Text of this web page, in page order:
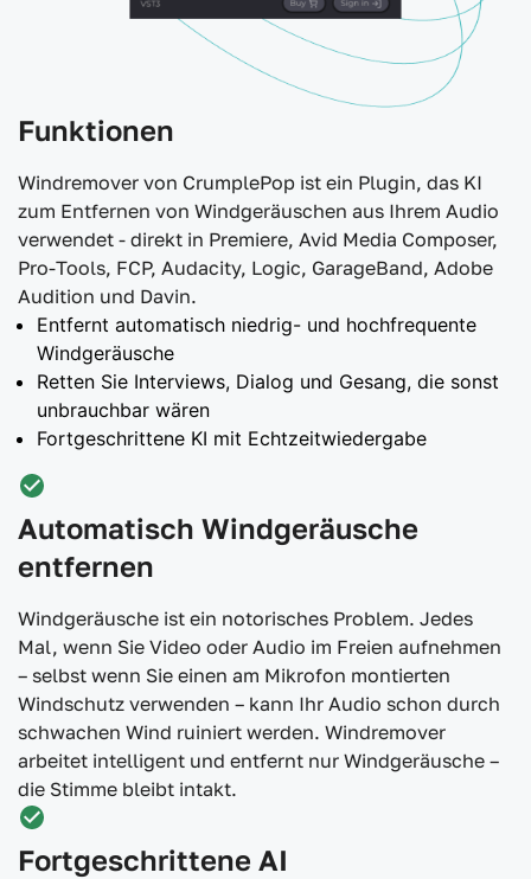
Funktionen
Windremover von CrumplePop ist ein Plugin, das KI
zum Entfernen von Windgeräuschen aus Ihrem Audio
verwendet - direkt in Premiere, Avid Media Composer,
Pro-Tools, FCP, Audacity, Logic, GarageBand, Adobe
Audition und Davin.
Entfernt automatisch niedrig- und hochfrequente
Windgeräusche
Retten Sie Interviews, Dialog und Gesang, die sonst
unbrauchbar wären
Fortgeschrittene KI mit Echtzeitwiedergabe
Automatisch Windgeräusche
entfernen
Windgeräusche ist ein notorisches Problem. Jedes
Mal, wenn Sie Video oder Audio im Freien aufnehmen
– selbst wenn Sie einen am Mikrofon montierten
Windschutz verwenden – kann Ihr Audio schon durch
schwachen Wind ruiniert werden. Windremover
arbeitet intelligent und entfernt nur Windgeräusche –
die Stimme bleibt intakt.
Fortgeschrittene AI